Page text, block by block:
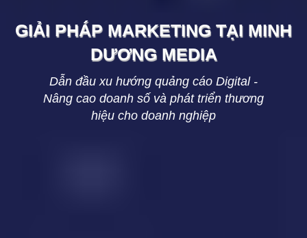
GIẢI PHÁP MARKETING TẠI MINH
DƯƠNGMEDIA
Dẫn đầu xu hướng quảng cáo Digital -
Nâng cao doanh số và phát triển thương
hiệu cho doanh nghiệp